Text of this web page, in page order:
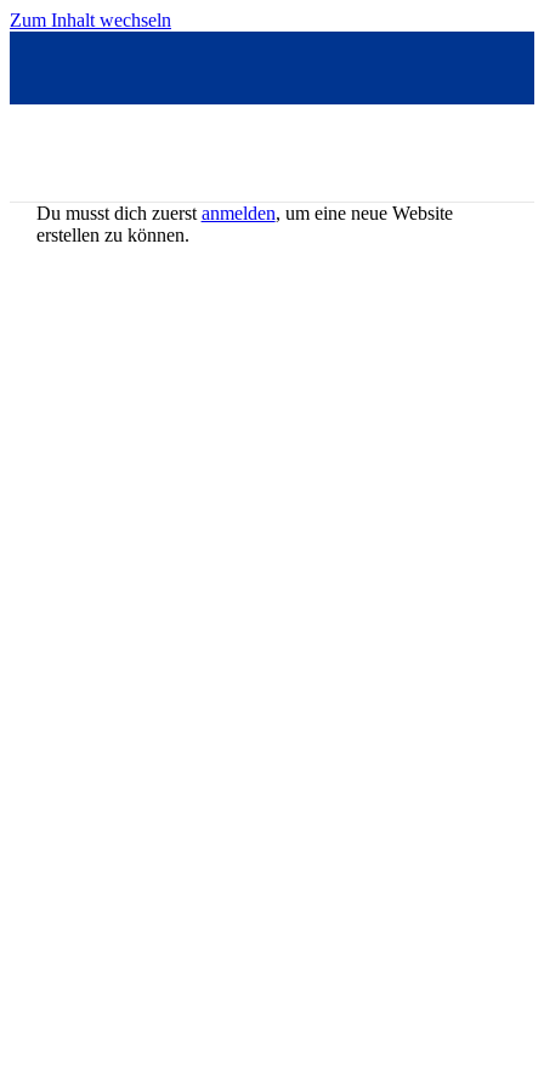
Zum Inhalt wechseln
Du musst dich zuerst anmelden, um eine neue Website
erstellen zu können.